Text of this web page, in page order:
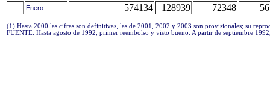
Enero 574134 128939 72348
(1) Hasta 2000 las cifras son definitivas, las de 2001, 2002 y 2003 son provisionales; su